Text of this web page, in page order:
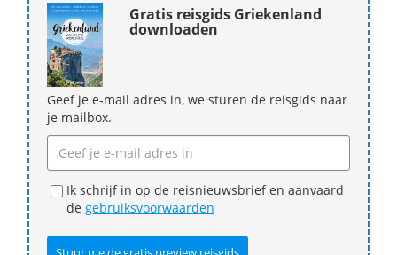
Gratis reisgids Griekenland
downloaden
Geef je e-mail adres in, we sturen de reisgids naar
je mailbox.
Ik schrijf in op de reisnieuwsbrief en aanvaard
de gebruiksvoorwaarden